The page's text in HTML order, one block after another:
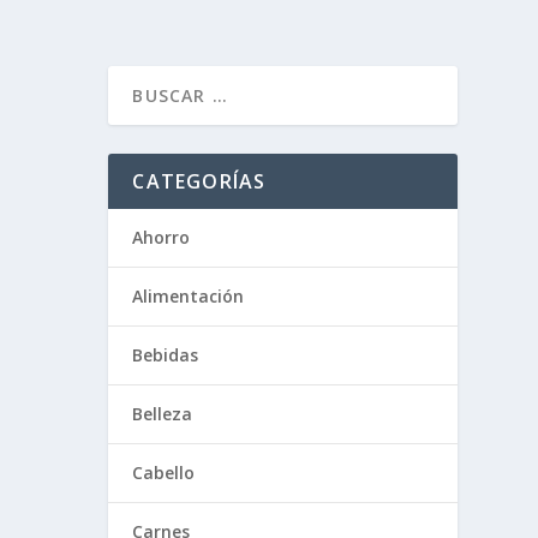
CATEGORÍAS
Ahorro
Alimentación
Bebidas
Belleza
Cabello
Carnes